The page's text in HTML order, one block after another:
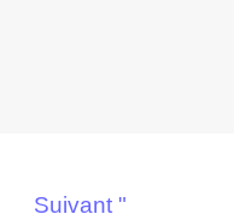
Suivant "